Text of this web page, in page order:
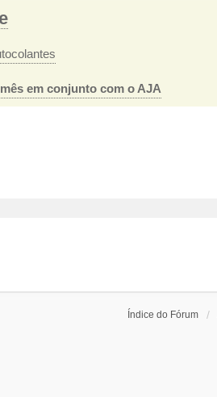
em conjunto com o AJA
Índice do Fórum